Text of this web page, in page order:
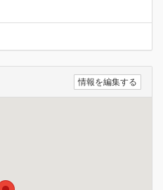
情報を編集する